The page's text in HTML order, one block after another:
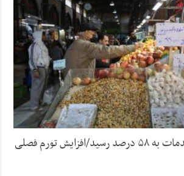
تورم نقطه‌به‌نقطه خدمات به ۵۸ درصد رسید/افزایش تورم فصلی